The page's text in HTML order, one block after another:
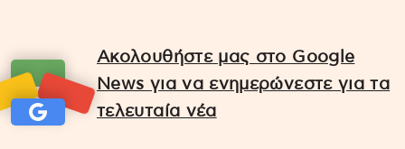
Ακολουθήστε μας στο Google
News για να ενημερώνεστε για τα
τελευταία νέα